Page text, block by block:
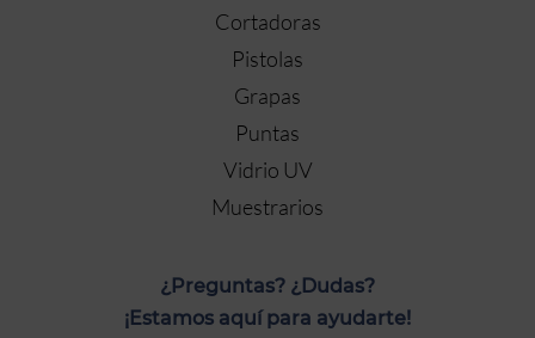
Cortadoras
Pistolas
Grapas
Puntas
Vidrio UV
Muestrarios
¿Preguntas? ¿Dudas?
¡Estamos aquí para ayudarte!